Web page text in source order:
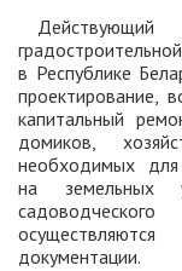
в Республике
проектирование,
капитальный
домиков,
необходимых для
на земельных
документации.